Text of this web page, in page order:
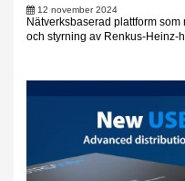
12 november 2024
Nätverksbaserad plattform
och styrning av Renkus-Heinz-